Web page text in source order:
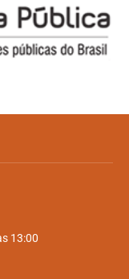
13:00